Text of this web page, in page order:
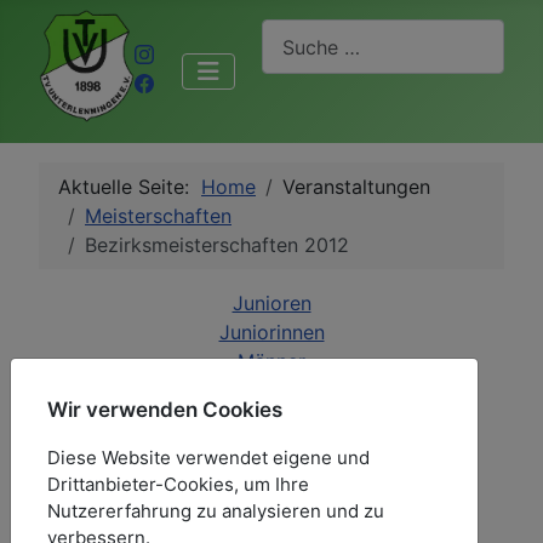
Aktuelle Seite: Home
Veranstaltungen
Meisterschaften
Bezirksmeisterschaften 2012
Junioren
Juniorinnen
Männer
Senioren A
Senioren B
Seniorinnen A
Seniorinnen B
Wir verwenden Cookies
Diese Website verwendet eigene und
Drittanbieter-Cookies, um Ihre
Nutzererfahrung zu analysieren und zu
verbessern.